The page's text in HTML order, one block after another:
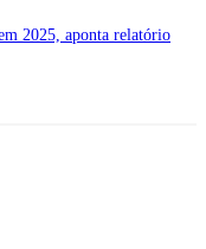
2025, aponta relatório